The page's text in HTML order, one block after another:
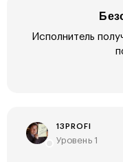
Исполнитель
13PROFI
Уровень 1